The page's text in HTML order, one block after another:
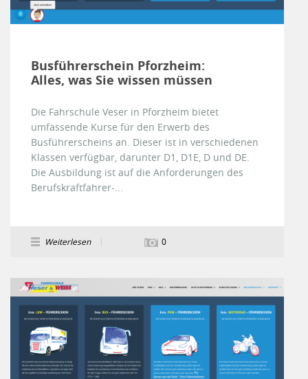
Busführerschein Pforzheim:
Alles, was Sie wissen müssen
Die Fahrschule Veser in Pforzheim bietet
umfassende Kurse für den Erwerb des
Busführerscheins an. Dieser ist in verschiedenen
Klassen verfügbar, darunter D1, D1E, D und DE.
Die Ausbildung ist auf die Anforderungen des
Berufskraftfahrer-...
Weiterlesen 0